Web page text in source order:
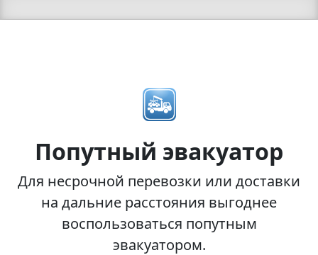
Попутный эвакуатор
Для несрочной перевозки или доставки
на дальние расстояния выгоднее
воспользоваться попутным
эвакуатором.